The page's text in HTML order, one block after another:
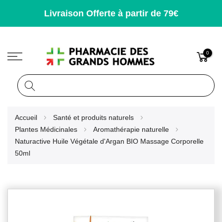
Livraison Offerte à partir de 79€
0
Accueil
Santé et produits naturels
Plantes Médicinales
Aromathérapie naturelle
Naturactive Huile Végétale d'Argan BIO Massage Corporelle
50ml